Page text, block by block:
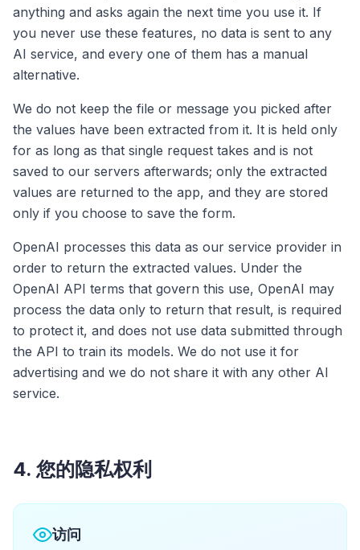
anything and asks again the next time you use it. If
you never use these features, no data is sent to any
AI service, and every one of them has a manual
alternative.
We do not keep the file or message you picked after
the values have been extracted from it. It is held only
for as long as that single request takes and is not
saved to our servers afterwards; only the extracted
values are returned to the app, and they are stored
only if you choose to save the form.
OpenAI processes this data as our service provider in
order to return the extracted values. Under the
OpenAI API terms that govern this use, OpenAI may
process the data only to return that result, is required
to protect it, and does not use data submitted through
the API to train its models. We do not use it for
advertising and we do not share it with any other AI
service.
4. 您的隐私权利
访问